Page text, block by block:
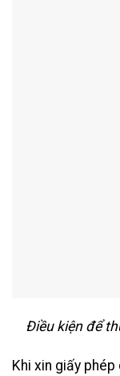
Điều kiện để
Khi xin giấy